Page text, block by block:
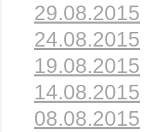
29.08.2015
24.08.2015
19.08.2015
14.08.2015
08.08.2015